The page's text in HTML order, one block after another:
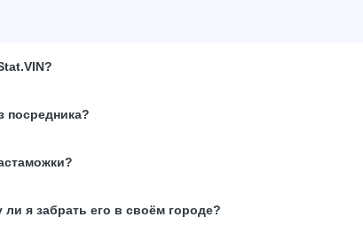
посредника?
я забрать его в своём городе?